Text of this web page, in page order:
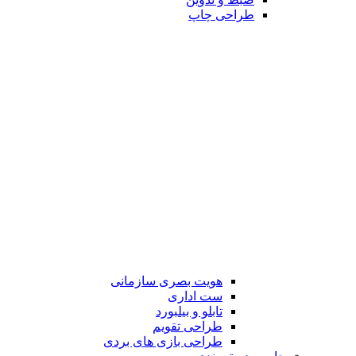
طراحی چاپ
هویت بصری سازمانی
ست اداری
تابلو و بیلبورد
طراحی تقویم
طراحی بازی های بردی